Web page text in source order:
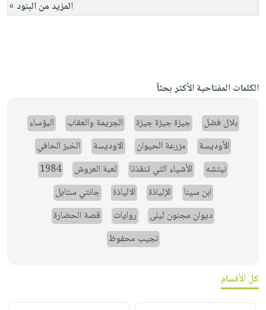
المزيد من البنود »
الكلمات المفتاحية الأكثر بحثاً
بلال فضل جيزة جيزة جيزة الجريمة والعقاب
البؤساء
الأوديسة
مزرعة الحيوان الاوديسة
الخبز الحافي
نيتشه
الأشياء التي تنقذنا لعبة العروش
1984
ابن سينا
الإلياذة الالياذة
جانتي ستايل
ديوان مجنون ليلى
روايات
قصة الحضارة
نجيب محفوظ
كل الأقسام